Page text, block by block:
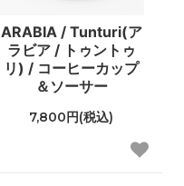
ARABIA / Tunturi(ア
ラビア / トゥントゥ
リ) / コーヒーカップ
＆ソーサー
7,800円(税込)